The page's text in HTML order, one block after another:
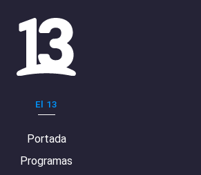
El 13
Portada
Programas